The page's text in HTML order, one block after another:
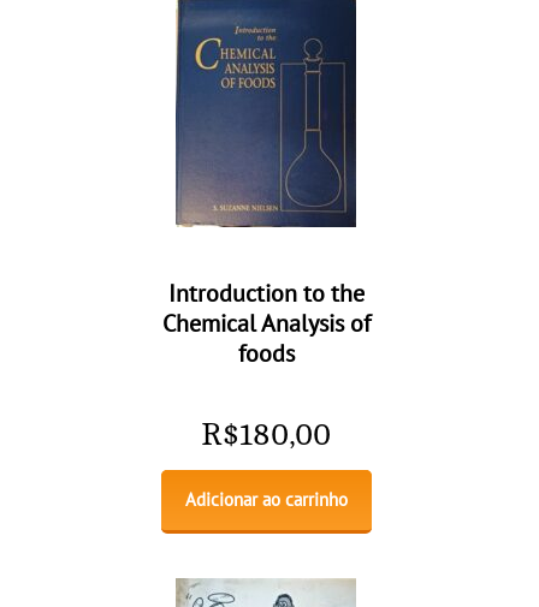
Introduction to the
Chemical Analysis of
foods
R$180,00
Adicionar ao carrinho